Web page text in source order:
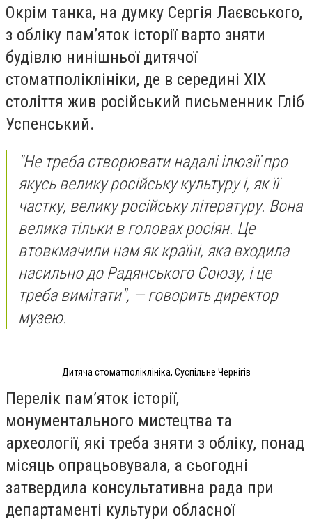
Окрім танка, на думку Сергія Лаєвського,
з обліку пам’яток історії варто зняти
будівлю нинішньої дитячої
стоматполіклініки, де в середині ХІХ
століття жив російський письменник Гліб
Успенський.
"Не треба створювати надалі ілюзії про
якусь велику російську культуру і, як її
частку, велику російську літературу. Вона
велика тільки в головах росіян. Це
втовкмачили нам як країні, яка входила
насильно до Радянського Союзу, і це
треба вимітати", —говорить директор
музею.
Дитяча стоматполіклініка, Суспільне Чернігів
Перелік пам’яток історії,
монументального мистецтва та
археології, які треба зняти з обліку, понад
місяць опрацьовувала, а сьогодні
затвердила консультативна рада при
департаменті культури обласної